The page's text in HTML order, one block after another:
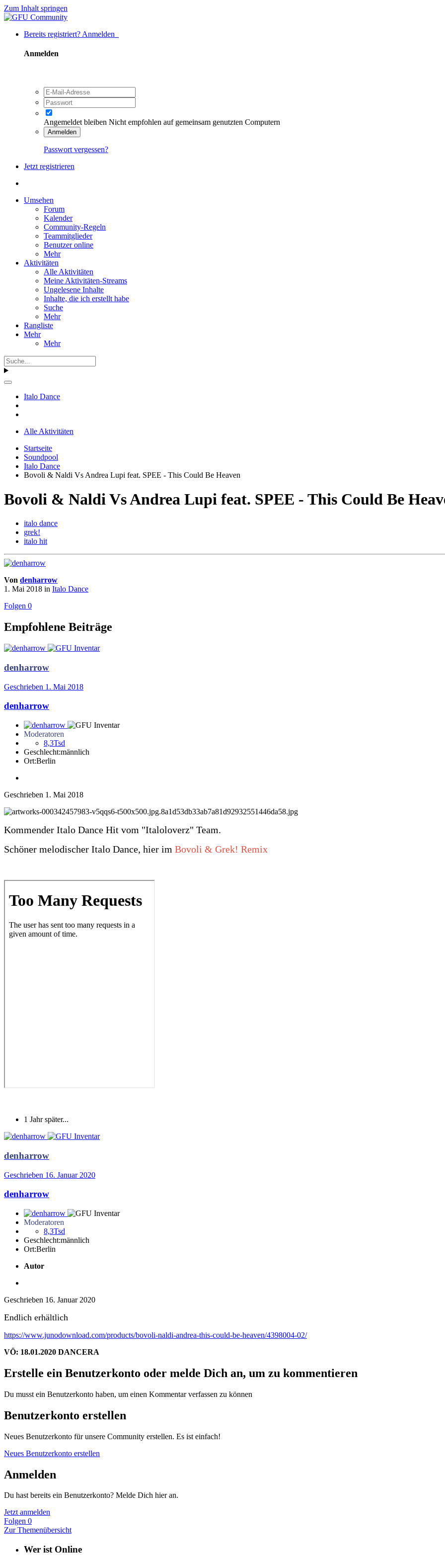
Zum Inhalt springen
Bereits registriert? Anmelden
Anmelden
Angemeldet bleiben Nicht empfohlen auf gemeinsam genutzten Computern
Anmelden
Passwort vergessen?
Jetzt registrieren
Umsehen
Forum
Kalender
Community-Regeln
Teammitglieder
Benutzer online
Mehr
Aktivitäten
Alle Aktivitäten
Meine Aktivitäten-Streams
Ungelesene Inhalte
Inhalte, die ich erstellt habe
Suche
Mehr
Rangliste
Mehr
Mehr
Italo Dance
Alle Aktivitäten
Startseite
Soundpool
Italo Dance
Bovoli & Naldi Vs Andrea Lupi feat. SPEE - This Could Be Heaven
Bovoli & Naldi Vs Andrea Lupi feat. SPEE - This Could Be
italo dance
grek!
italo hit
Von denharrow
1. Mai 2018 in Italo Dance
Folgen 0
Empfohlene Beiträge
denharrow
Geschrieben 1. Mai 2018
denharrow
Moderatoren
8,3Tsd
Geschlecht:männlich
Ort:Berlin
Geschrieben 1. Mai 2018
Kommender Italo Dance Hit vom "Italoloverz" Team.
Schöner melodischer Italo Dance, hier im Bovoli & Grek! Remix
1 Jahr später...
denharrow
Geschrieben 16. Januar 2020
denharrow
Moderatoren
8,3Tsd
Geschlecht:männlich
Ort:Berlin
Autor
Geschrieben 16. Januar 2020
Endlich erhältlich
https://www.junodownload.com/products/bovoli-naldi-andrea-this-could-be-heaven/4398004-02/
VÖ: 18.01.2020 DANCERA
Erstelle ein Benutzerkonto oder melde Dich an, um zu kommentieren
Du musst ein Benutzerkonto haben, um einen Kommentar verfassen zu können
Benutzerkonto erstellen
Neues Benutzerkonto für unsere Community erstellen. Es ist einfach!
Neues Benutzerkonto erstellen
Anmelden
Du hast bereits ein Benutzerkonto? Melde Dich hier an.
Jetzt anmelden
Folgen 0
Zur Themenübersicht
Wer ist Online